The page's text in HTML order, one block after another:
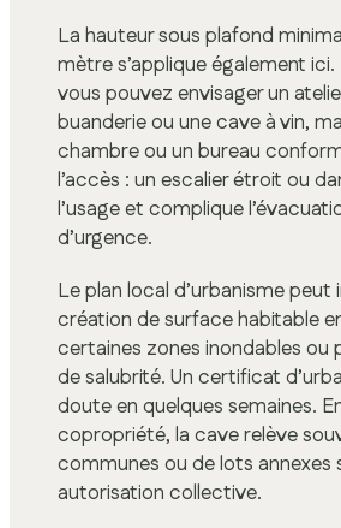
La hauteur sous plafond
mètre s’applique également ici.
vous pouvez envisager un
buanderie ou une cave à vin,
chambre ou un bureau
l’accès : un escalier étroit ou
l’usage et complique
d’urgence.
Le plan local d’urbanisme peut
création de surface habitable
certaines zones inondables ou
de salubrité. Un certificat
doute en quelques semaines.
copropriété, la cave relève
communes ou de lots annexes
autorisation collective.